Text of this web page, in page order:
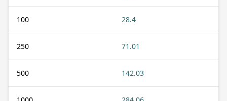
100 28.4
250 71.01
500 142.03